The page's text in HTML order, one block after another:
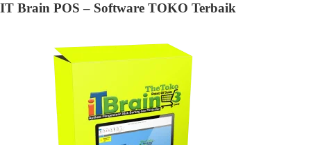
IT Brain POS – Software TOKO Terbaik